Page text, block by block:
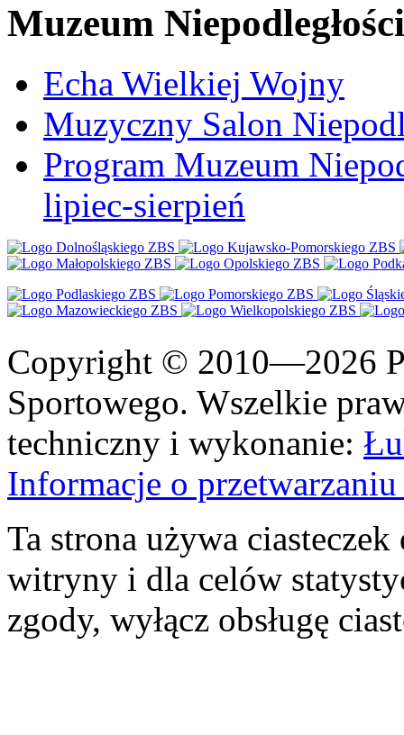
Muzeum Niepodległości
Echa Wielkiej Wojny
Muzyczny Salon
Program Muzeum
lipiec-sierpień
Copyright © 2010—2026
Sportowego. Wszelkie
techniczny i wykonanie:
Informacje o
Ta strona używa
witryny i dla celów
zgody, wyłącz obsługę